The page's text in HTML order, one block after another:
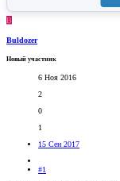
B
Buldozer
Новый участник
6 Ноя 2016
2
0
1
15 Сен 2017
#1